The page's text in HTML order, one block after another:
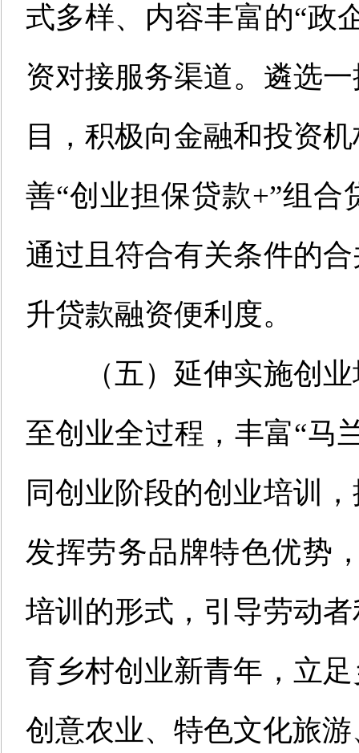
式多样、内容丰富的“政
资对接服务渠道。遴选
目，积极向金融和投资
善“创业担保贷款+”组
通过且符合有关条件的
升贷款融资便利度。
（五） 延伸实施创
至创业全过程，丰富“马
同创业阶段的创业培训
发挥劳务品牌特色优势
培训的形式，引导劳动
育乡村创业新青年，立
创意农业、特色文化旅